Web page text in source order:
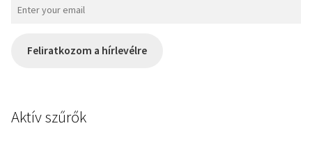
Feliratkozom a hírlevélre
Aktív szűrők